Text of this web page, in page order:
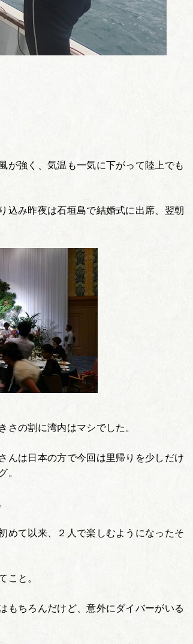
が強く、気温も一気に下がって陸上でも
込み昨夜は石垣島で結婚式に出席、翌朝
さの割に湾内はマシでした。
んは日本の方で今回は里帰りを少しだけ
。
めて以来、２人で楽しむようになったそ
こと。
もちろんだけど、意外にダイバーがいる